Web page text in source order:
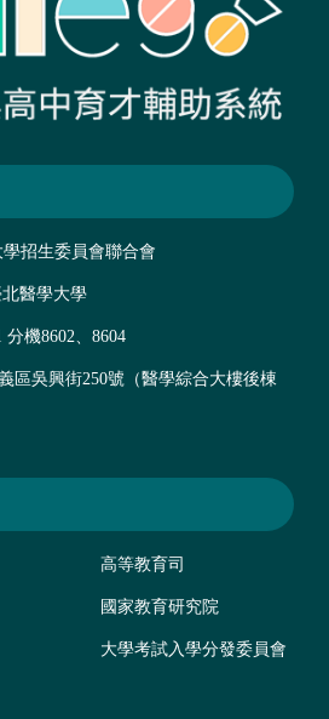
招生委員會聯合會
醫學大學
分機8602、8604
區吳興街250號（醫學綜合大樓後棟
高等教育司
國家教育研究院
大學考試入學分發委員會